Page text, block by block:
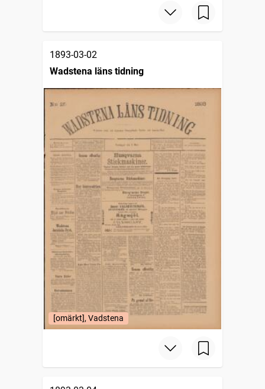
1893-03-02
Wadstena läns tidning
[omärkt], Vadstena